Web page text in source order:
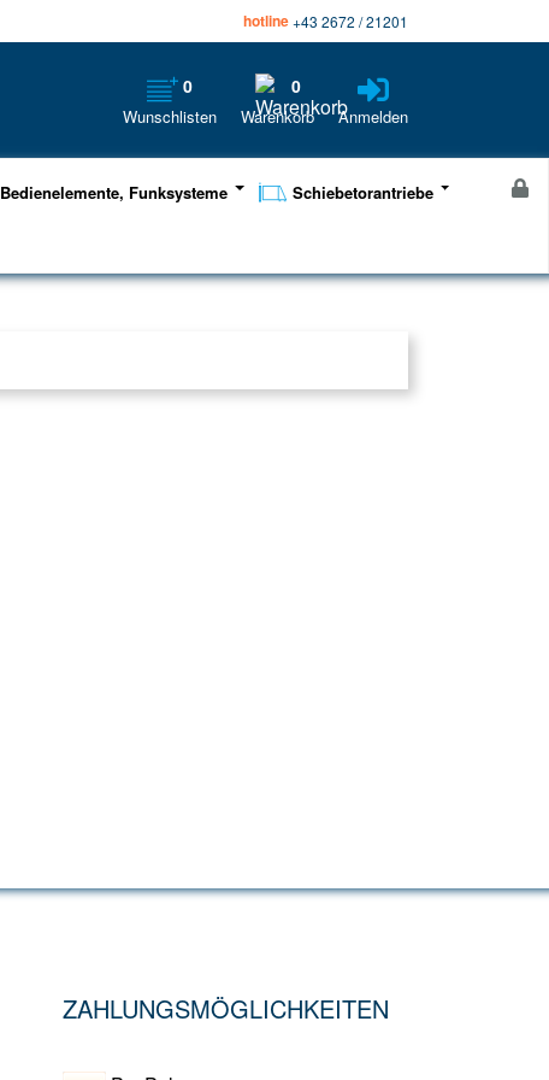
hotline+43 2672 / 21201
0
Wunschlisten
0
Warenkorb Anmelden
Bedienelemente, Funksysteme Schiebetorantriebe
ZAHLUNGSMÖGLICHKEITEN